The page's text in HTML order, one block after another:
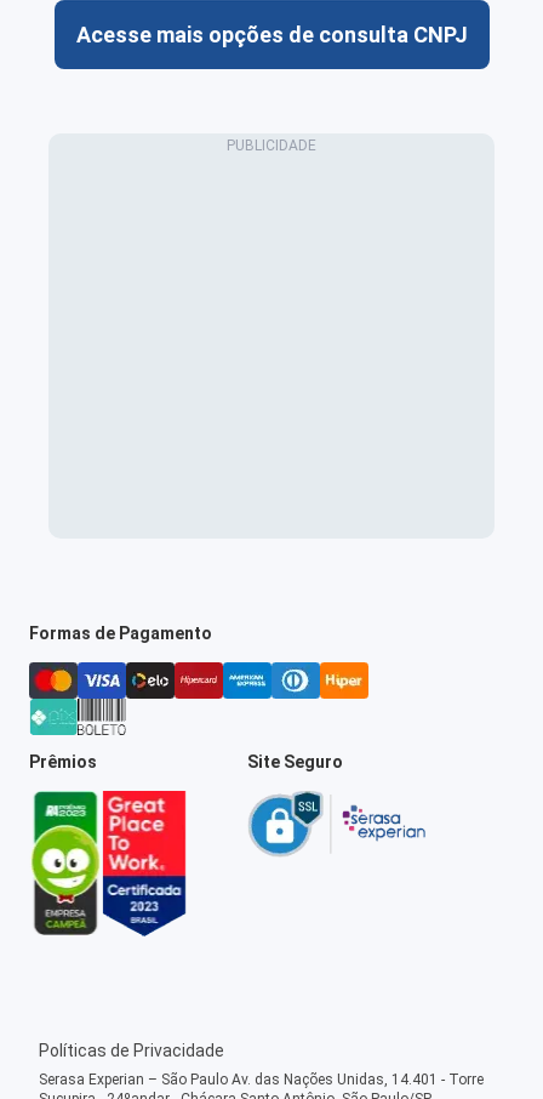
Acesse mais opções de consulta CNPJ
Formas de Pagamento
Prêmios Site Seguro
Políticas de Privacidade
Serasa Experian – São Paulo Av. das Nações Unidas, 14.401 - Torre